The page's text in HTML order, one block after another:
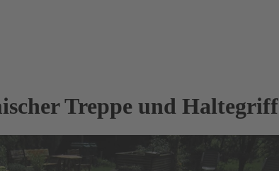
Treppe und Haltegriff